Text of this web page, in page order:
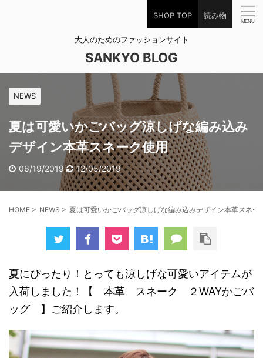
SHOP TOP 読み物
大人のためのファッションサイト
SANKYO BLOG
NEWS
夏は可愛いかごバッグ涼しげな編み込み
デザイン本革スネーク使用
06/19/2019 12/05/2019
HOME > NEWS > 夏は可愛いかごバッグ涼しげな編み込みデザイン本革スネー
夏にぴったり！とっても涼しげな可愛いアイテムが
入荷しました！【 本革 スネーク ２WAYかごバ
ッグ 】ご紹介します。